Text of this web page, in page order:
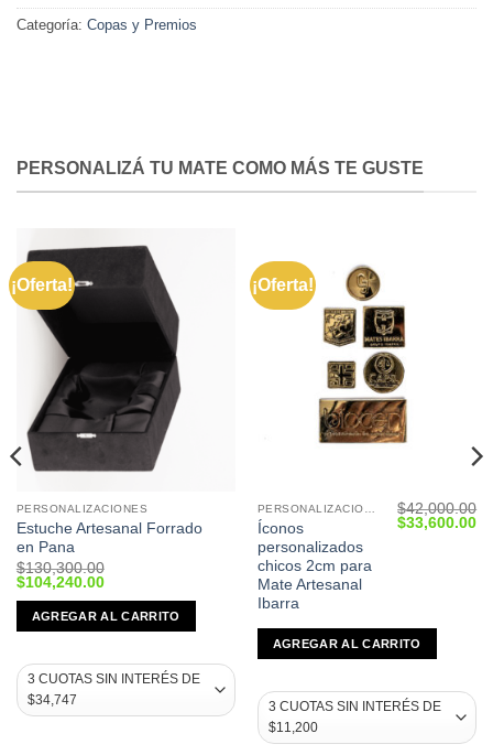
Categoría: Copas y Premios
PERSONALIZÁ TU MATE COMO MÁS TE GUSTE
¡Oferta!
PERSONALIZACIONES
Estuche Artesanal Forrado
en Pana
$130,300.00
Original
was:
$130,300.00.
$104,240.00Current
is:
$104,240.00.
AGREGAR AL CARRITO
¡Oferta!
PERSONALIZACIONES
Íconos
personalizados
chicos 2cm para
Mate Artesanal
Ibarra
$42,000.00
Original
$33,600.00
AGREGAR AL CARRITO